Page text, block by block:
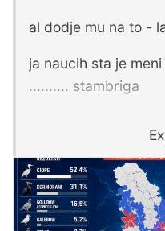
al dodje mu na to -
ja naucih sta je
.......... stambriga
nekom koristilo, al